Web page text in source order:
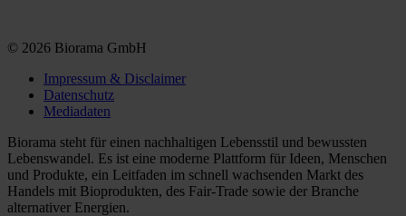
© 2026 Biorama GmbH
Impressum & Disclaimer
Datenschutz
Mediadaten
Biorama steht für einen nachhaltigen Lebensstil und bewussten
Lebenswandel. Es ist eine moderne Plattform für Ideen, Menschen
und Produkte, ein Leitfaden im schnell wachsenden Markt des
Handels mit Bioprodukten, des Fair-Trade sowie der Branche
alternativer Energien.